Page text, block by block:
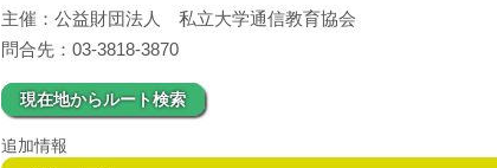
主催：公益財団法人 私立大学通信教育協会
問合先：03-3818-3870
現在地からルート検索
追加情報